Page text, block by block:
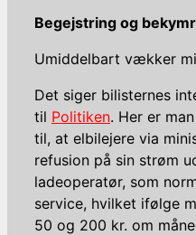
Begejstring og
Umiddelbart vækker
Det siger bilisternes
til Politiken. Her er
til, at elbilejere via
refusion på sin strøm
ladeoperatør, som
service, hvilket ifølge
50 og 200 kr. om